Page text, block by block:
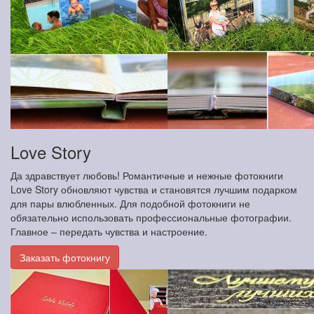
Love Story
Да здравствует любовь! Романтичные и нежные фотокниги
Love Story обновляют чувства и становятся лучшим подарком
для пары влюбленных. Для подобной фотокниги не
обязательно использовать профессиональные фотографии.
Главное – передать чувства и настроение.
Заказать фотокнигу